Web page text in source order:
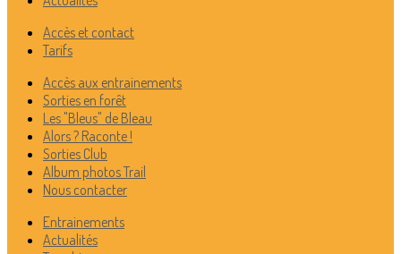
Accès et contact
Tarifs
Accès aux entrainements
Sorties en forêt
Les "Bleus" de Bleau
Alors ? Raconte !
Sorties Club
Album photos Trail
Nous contacter
Entrainements
Actualités